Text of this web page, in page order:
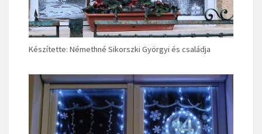
Készítette: Némethné Sikorszki Györgyi és családja